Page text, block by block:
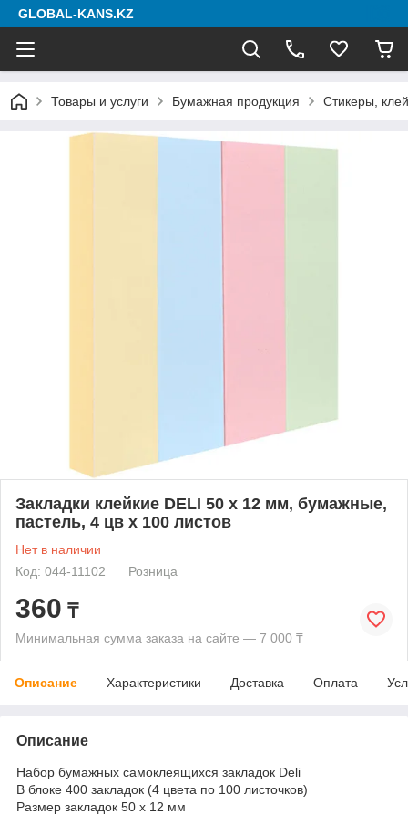
GLOBAL-KANS.KZ
Товары и услуги Бумажная продукция Стикеры,
Закладки клейкие DELI 50 х 12 мм, бумажные,
пастель, 4 цв х 100 листов
Нет в наличии
Код: 044-11102
Розница
360 ₸
Минимальная сумма заказа на сайте — 7 000 ₸
Описание Характеристики Доставка Оплата
Описание
Набор бумажных самоклеящихся закладок Deli
В блоке 400 закладок (4 цвета по 100 листочков)
Размер закладок 50 х 12 мм